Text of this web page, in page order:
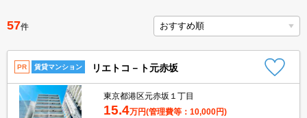
TOP
57件
PR 賃貸マンション リエトコ－ト元赤坂
東京都港区元赤坂１丁目
15.4万円(管理費等：10,000円)